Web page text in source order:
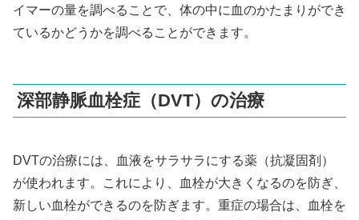
イマーの量を調べることで、体の中に血のかたまりができ
ているかどうかを調べることができます。
深部静脈血栓症（DVT）の治療
DVTの治療には、血液をサラサラにする薬（抗凝固剤）
が使われます。これにより、血栓が大きくなるのを防ぎ、
新しい血栓ができるのを防ぎます。重症の場合は、血栓を